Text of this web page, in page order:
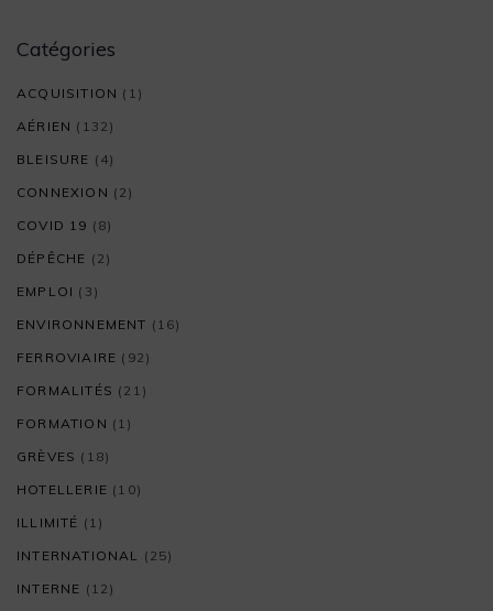
Catégories
ACQUISITION (1)
AÉRIEN (132)
BLEISURE (4)
CONNEXION (2)
COVID 19 (8)
DÉPÊCHE (2)
EMPLOI (3)
ENVIRONNEMENT (16)
FERROVIAIRE (92)
FORMALITÉS (21)
FORMATION (1)
GRÈVES (18)
HOTELLERIE (10)
ILLIMITÉ (1)
INTERNATIONAL
(25)
INTERNE (12)